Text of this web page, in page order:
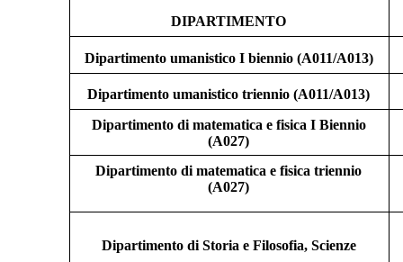
DIPARTIMENTO
Dipartimento umanistico I biennio (A011/A013)
Dipartimento umanistico triennio (A011/A013)
Dipartimento di matematica e fisica I Biennio
(A027)
Dipartimento di matematica e fisica triennio
(A027)
Dipartimento di Storia e Filosofia, Scienze